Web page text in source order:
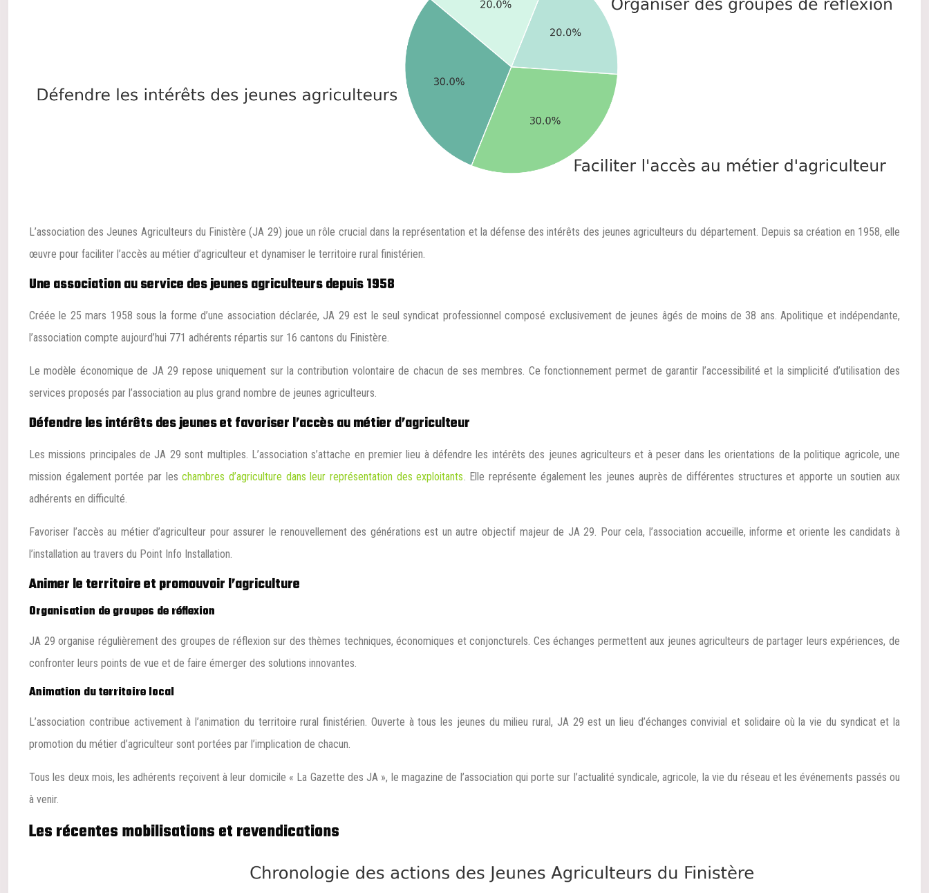
L’association des Jeunes Agriculteurs du Finistère (JA 29) joue un rôle crucial dans la représentation et la défense des intérêts des jeunes agriculteurs du département. Depuis sa création en 1958, elle
œuvre pour faciliter l’accès au métier d’agriculteur et dynamiser le territoire rural finistérien.
Une association au service des jeunes agriculteurs depuis 1958
Créée le 25 mars 1958 sous la forme d’une association déclarée, JA 29 est le seul syndicat professionnel composé exclusivement de jeunes âgés de moins de 38 ans. Apolitique et indépendante,
l’association compte aujourd’hui 771 adhérents répartis sur 16 cantons du Finistère.
Le modèle économique de JA 29 repose uniquement sur la contribution volontaire de chacun de ses membres. Ce fonctionnement permet de garantir l’accessibilité et la simplicité d’utilisation des
services proposés par l’association au plus grand nombre de jeunes agriculteurs.
Défendre les intérêts des jeunes et favoriser l’accès au métier d’agriculteur
Les missions principales de JA 29 sont multiples. L’association s’attache en premier lieu à défendre les intérêts des jeunes agriculteurs et à peser dans les orientations de la politique agricole, une
mission également portée par leschambres d’agriculture dans leur représentation des exploitants . Elle représente également les jeunes auprès de différentes structures et apporte un soutien aux
adhérents en difficulté.
Favoriser l’accès au métier d’agriculteur pour assurer le renouvellement des générations est un autre objectif majeur de JA 29. Pour cela, l’association accueille, informe et oriente les candidats à
l’installation au travers du Point Info Installation.
Animer le territoire et promouvoir l’agriculture
Organisation de groupes de réflexion
JA 29 organise régulièrement des groupes de réflexion sur des thèmes techniques, économiques et conjoncturels. Ces échanges permettent aux jeunes agriculteurs de partager leurs expériences, de
confronter leurs points de vue et de faire émerger des solutions innovantes.
Animation du territoire local
L’association contribue activement à l’animation du territoire rural finistérien. Ouverte à tous les jeunes du milieu rural, JA 29 est un lieu d’échanges convivial et solidaire où la vie du syndicat et la
promotion du métier d’agriculteur sont portées par l’implication de chacun.
Tous les deux mois, les adhérents reçoivent à leur domicile « La Gazette des JA », le magazine de l’association qui porte sur l’actualité syndicale, agricole, la vie du réseau et les événements passés ou
à venir.
Les récentes mobilisations et revendications